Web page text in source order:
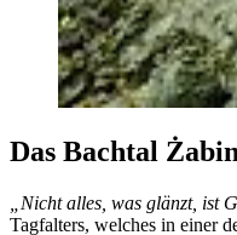
Das Bachtal
„Nicht alles, was glänzt, ist
Tagfalters, welches in einer